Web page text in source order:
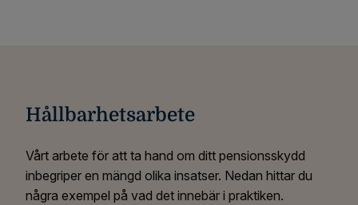
Hållbarhetsarbete
Vårt arbete för att ta hand om ditt pensionsskydd
inbegriper en mängd olika insatser. Nedan hittar du
några exempel på vad det innebär i praktiken.